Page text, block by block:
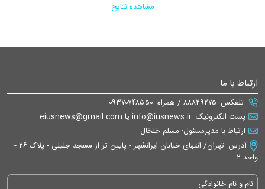
مشاهده نتایج
ارتباط با ما
تلفکس: ۸۸۸۲۹۲۷۵ / همراه: ۰۹۳۷۰۷۴۸۵۵۰
پست الکترونیک: info@iusnews.ir یا eiusnews@gmail.com
ارتباط با مدیرمسئول: مسلم خلخال
آدرس: تهران/ انتهای خیابان ایرانشهر - پایین تر از مسجد جلیلی - پلاک ۲۶ -
واحد ۲